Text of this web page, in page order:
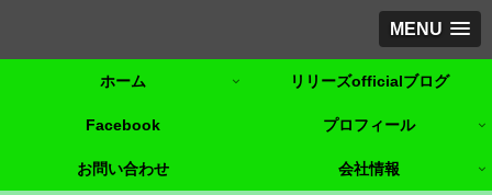
MENU
ホーム リリーズofficialブログ
Facebook プロフィール
お問い合わせ 会社情報